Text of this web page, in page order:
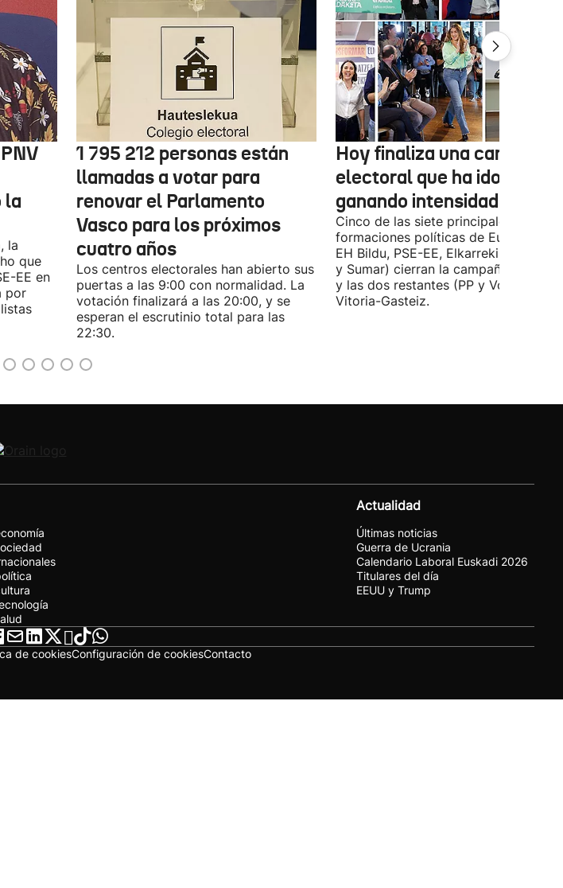
la
la
que
EE en
por
1 795 212 personas están
llamadas a votar para
renovar el Parlamento
Vasco para los próximos
cuatro años
Los centros electorales han abierto sus
puertas a las 9:00 con normalidad. La
votación finalizará a las 20:00, y se
esperan el escrutinio total para las
22:30.
Hoy finaliza una campaña
electoral que ha ido
ganando intensidad
Cinco de las siete principales
formaciones políticas de Euskadi
EH Bildu, PSE-EE, Elkarrekin
y Sumar) cierran la campaña en
y las dos restantes (PP y Vox) en
Vitoria-Gasteiz.
Actualidad
Últimas noticias
Guerra de Ucrania
Calendario Laboral Euskadi 2026
Titulares del día
EEUU y Trump
de cookiesConfiguración de cookiesContacto